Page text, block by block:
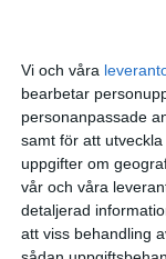
Vi och våra
bearbetar
personanpassade
samt för att
uppgifter om
vår och våra
detaljerad
att viss behandling
2:00
M.
(ass.A.
4:00
A. Milani
(ass.M.
A. Milani